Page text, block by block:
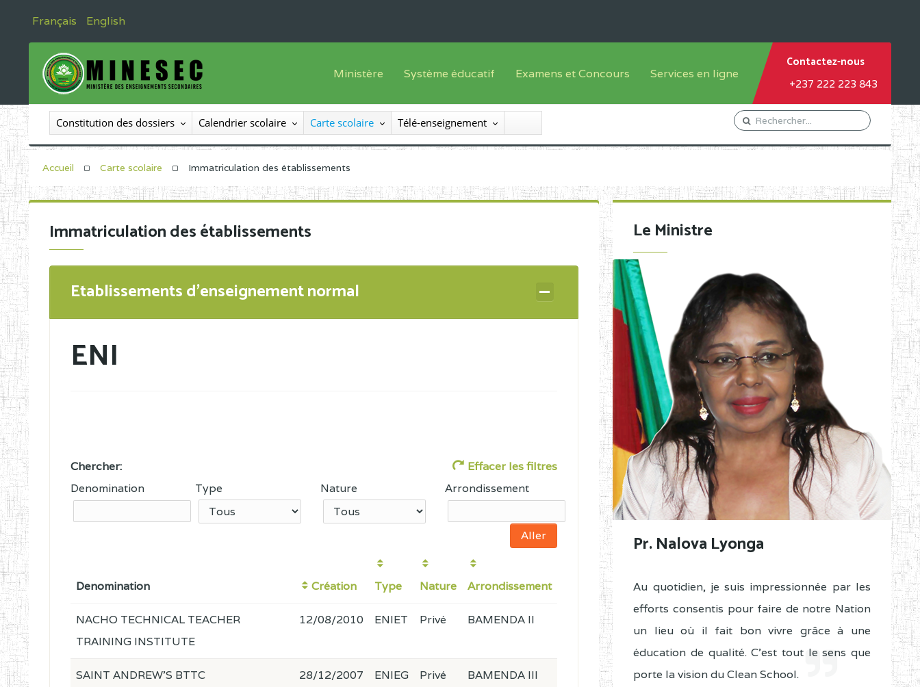
Français English
Ministère
Le Ministre
Le SEESEN
Inspection Générale des Enseignements
Organigramme
Système éducatif
Offre de formation
Sous système francophone
Progammes d'études
Examens et Concours
Inscriptions
Liste des candidats
Diplômes disponibles
Services en ligne
Orientation Conseil
Gestion du Personnel
Demande de subvention
Contactez-nous
+237 222 223 843
Constitution des dossiers Calendrier scolaire Carte scolaire Télé-enseignement
Accueil Carte scolaire Immatriculation des établissements
Immatriculation des établissements
Etablissements d'enseignement normal
ENI
Chercher:
Effacer les filtres
Denomination
Type Nature Arrondissement
Denomination Création Type Nature Arrondissement
NACHO TECHNICAL TEACHER
TRAINING INSTITUTE
12/08/2010 ENIET Privé BAMENDA II
SAINT ANDREW'S BTTC 28/12/2007 ENIEG Privé BAMENDA III
Le Ministre
Pr. Nalova Lyonga
Au quotidien, je suis impressionnée par les
efforts consentis pour faire de notre Nation
un lieu où il fait bon vivre grâce à une
éducation de qualité. C'est tout le sens que
porte la vision du Clean School.